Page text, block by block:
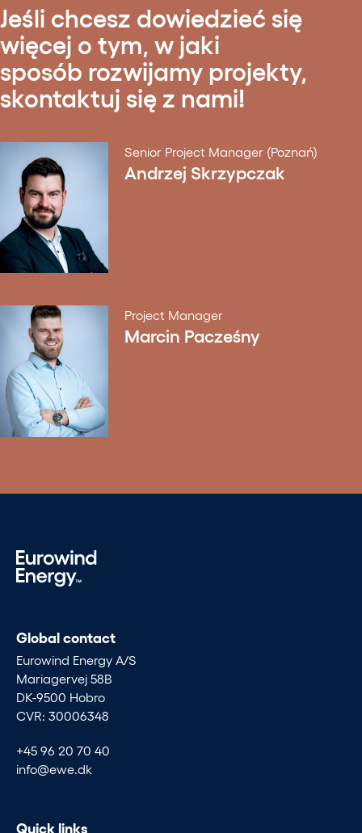
Jeśli chcesz dowiedzieć się
więcej o tym, w jaki
sposób rozwijamy projekty,
skontaktuj się z nami!
Senior Project Manager (Poznań)
Andrzej Skrzypczak
Project Manager
Marcin Pacześny
Global contact
Eurowind Energy A/S
Mariagervej 58B
DK-9500 Hobro
CVR: 30006348
+45 96 20 70 40
info@ewe.dk
Quick links